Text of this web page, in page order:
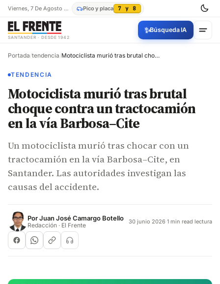
Viernes, 7 De Agosto De 2026 Pico y placa 7 y 8
SANTANDER · DESDE 1942
✨Búsqueda IA
Portada/tendencia/ Motociclista murió tras brutal choque contra un tractocamión en la vía Barbosa–Cite
TENDENCIA
Motociclista murió tras brutal
choque contra un tractocamión
en la vía Barbosa–Cite
Un motociclista murió tras chocar con un
tractocamión en la vía Barbosa–Cite, en
Santander. Las autoridades investigan las
causas del accidente.
PorJuan José Camargo Botello
Redacción · El Frente 30 junio 2026·1 min read lectura